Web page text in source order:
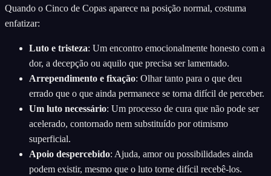
Quando o Cinco de Copas aparece na posição normal, costuma
enfatizar:
Luto e tristeza: Um encontro emocionalmente honesto com a
dor, a decepção ou aquilo que precisa ser lamentado.
Arrependimento e fixação: Olhar tanto para o que deu
errado que o que ainda permanece se torna difícil de perceber.
Um luto necessário: Um processo de cura que não pode ser
acelerado, contornado nem substituído por otimismo
superficial.
Apoio despercebido: Ajuda, amor ou possibilidades ainda
podem existir, mesmo que o luto torne difícil recebê-los.